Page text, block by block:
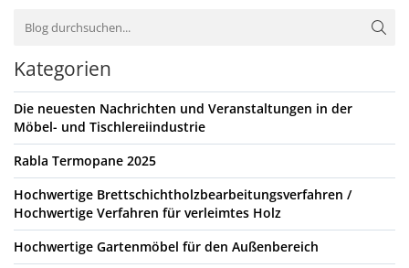
Kategorien
Die neuesten Nachrichten und Veranstaltungen in der
Möbel- und Tischlereiindustrie
Rabla Termopane 2025
Hochwertige Brettschichtholzbearbeitungsverfahren /
Hochwertige Verfahren für verleimtes Holz
Hochwertige Gartenmöbel für den Außenbereich